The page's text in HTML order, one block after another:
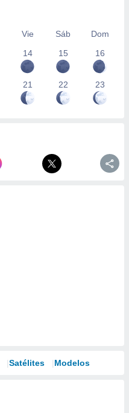
Vie Sáb
Dom
14 15 16
21 22 23
Satélites Modelos